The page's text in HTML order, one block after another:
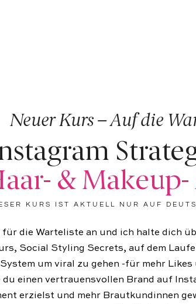
Neuer Kurs – Auf die
& Makeup-
KURS IST AKTUELL NUR AUF
für die Warteliste an und ich halte dich
Social Styling Secrets, auf dem
um viral zu gehen -für mehr Likes
du einen vertrauensvollen Brand auf
erzielst und mehr Brautkundinnen